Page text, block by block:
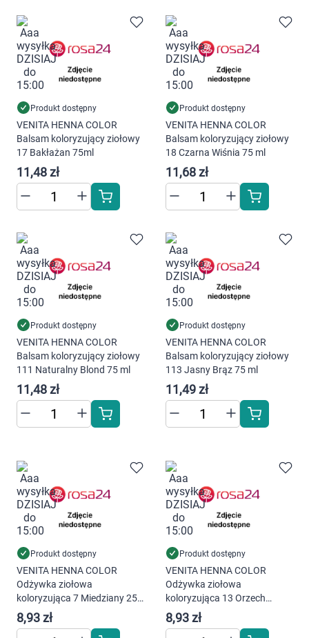
Sprzęt medyczny
Motoryzacja
Grupy produktowe
Marki
Produkt dostępny
VENITA HENNA COLOR
Balsam koloryzujący ziołowy
17 Bakłażan 75ml
11,48 zł
Produkt dostępny
VENITA HENNA COLOR
Balsam koloryzujący ziołowy
18 Czarna Wiśnia 75 ml
11,68 zł
Produkt dostępny
VENITA HENNA COLOR
Balsam koloryzujący ziołowy
111 Naturalny Blond 75 ml
11,48 zł
Produkt dostępny
VENITA HENNA COLOR
Balsam koloryzujący ziołowy
113 Jasny Brąz 75 ml
11,49 zł
Produkt dostępny
VENITA HENNA COLOR
Odżywka ziołowa
koloryzująca 7 Miedziany 25
g
8,93 zł
Produkt dostępny
VENITA HENNA COLOR
Odżywka ziołowa
koloryzująca 13 Orzech
Laskowy 25 g
8,93 zł